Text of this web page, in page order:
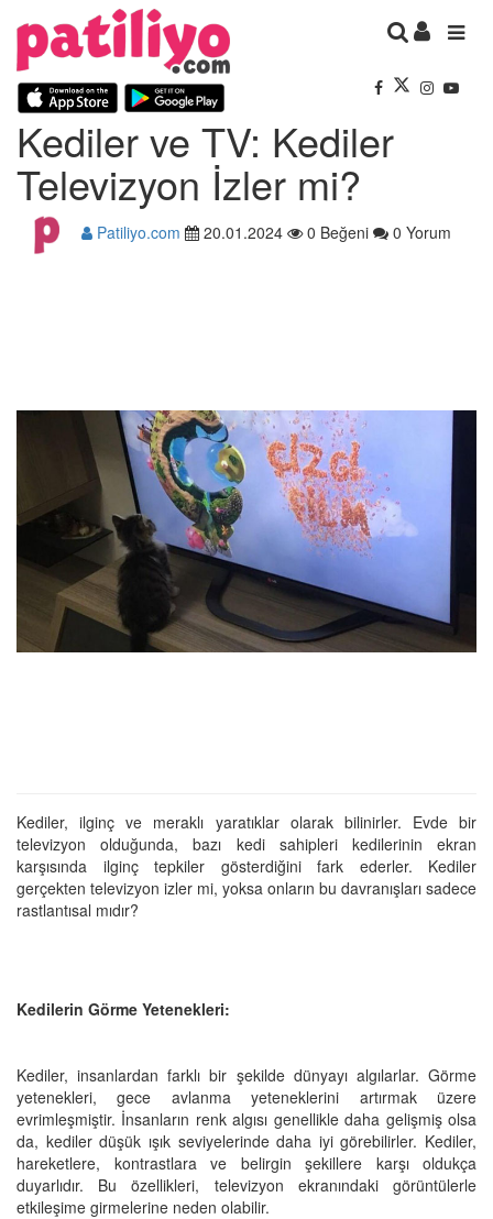
Kediler ve TV: Kediler
Televizyon İzler mi?
Patiliyo.com 20.01.2024 0 Beğeni 0 Yorum
Kediler, ilginç ve meraklı yaratıklar olarak bilinirler. Evde bir
televizyon olduğunda, bazı kedi sahipleri kedilerinin ekran
karşısında ilginç tepkiler gösterdiğini fark ederler. Kediler
gerçekten televizyon izler mi, yoksa onların bu davranışları sadece
rastlantısal mıdır?
Kedilerin Görme Yetenekleri:
Kediler, insanlardan farklı bir şekilde dünyayı algılarlar. Görme
yetenekleri, gece avlanma yeteneklerini artırmak üzere
evrimleşmiştir. İnsanların renk algısı genellikle daha gelişmiş olsa
da, kediler düşük ışık seviyelerinde daha iyi görebilirler. Kediler,
hareketlere, kontrastlara ve belirgin şekillere karşı oldukça
duyarlıdır. Bu özellikleri, televizyon ekranındaki görüntülerle
etkileşime girmelerine neden olabilir.